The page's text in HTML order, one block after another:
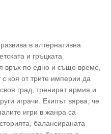
в алтернативна
и гръцката
връх по едно и също време,
коя от трите империи да
град, тренират армия и
играчи. Екипът вярва, че
игри в жанра са
балансираната